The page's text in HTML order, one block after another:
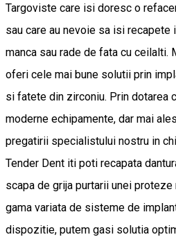
Targoviste care isi doresc o
sau care au nevoie sa isi recapete
manca sau rade de fata cu
oferi cele mai bune solutii prin
si fatete din zirconiu. Prin dotarea
moderne echipamente, dar mai
pregatirii specialistului nostru in
Tender Dent iti poti recapata
scapa de grija purtarii unei
gama variata de sisteme de
dispozitie, putem gasi solutia